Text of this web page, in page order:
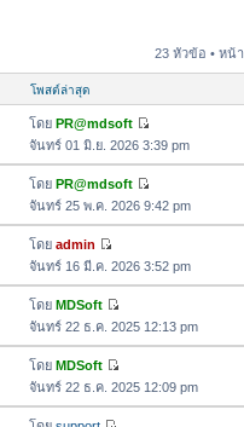
23 หัวข้อ • หน้า
โพสต์ล่าสุด
โดย PR@mdsoft
ดู
ข้
ค
ว
ม
ล่
สุ
จันทร์ 01 มิ.ย. 2026 3:39 pm
โดย PR@mdsoft
ดู
ข้
ค
ว
ม
ล่
สุ
จันทร์ 25 พ.ค. 2026 9:42 pm
โดย admin
ดู
ข้
อ
ค
ว
า
ม
ล่
จันทร์ 16 มี.ค. 2026 3:52 pm
โดย MDSoft
ดู
ข้
ค
ว
จันทร์ 22 ธ.ค. 2025 12:13 pm
โดย MDSoft
ดู
ข้
จันทร์ 22 ธ.ค. 2025 12:09 pm